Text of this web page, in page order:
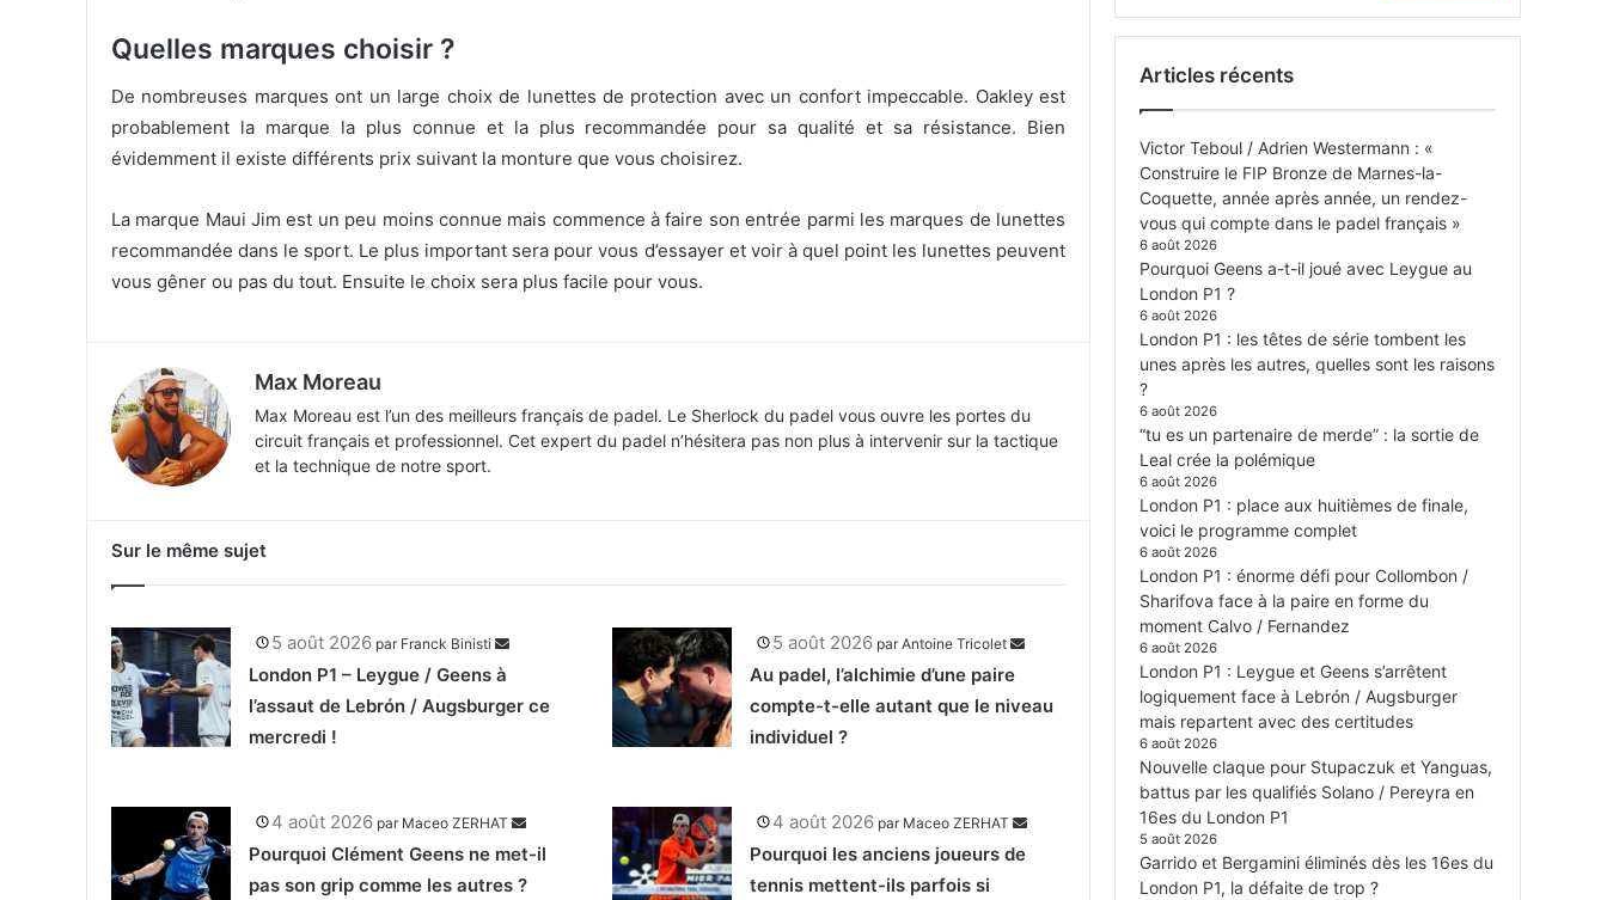
Quelles marques choisir ?
De nombreuses marques ont un large choix de lunettes de protection avec un confort impeccable. Oakley est
probablement la marque la plus connue et la plus recommandée pour sa qualité et sa résistance. Bien
évidemment il existe différents prix suivant la monture que vous choisirez.
La marque Maui Jim est un peu moins connue mais commence à faire son entrée parmi les marques de lunettes
recommandée dans le sport. Le plus important sera pour vous d’essayer et voir à quel point les lunettes peuvent
vous gêner ou pas du tout. Ensuite le choix sera plus facile pour vous.
Max Moreau
Max Moreau est l’un des meilleurs français de padel. Le Sherlock du padel vous ouvre les portes du
circuit français et professionnel. Cet expert du padel n’hésitera pas non plus à intervenir sur la tactique
et la technique de notre sport.
Sur le même sujet
5 août 2026 par Franck Binisti
London P1 – Leygue / Geens à
l’assaut de Lebrón / Augsburger ce
mercredi !
5 août 2026 parAntoine Tricolet
Au padel, l’alchimie d’une paire
compte-t-elle autant que le niveau
individuel ?
4 août 2026 par Maceo ZERHAT
Pourquoi Clément Geens ne met-il
pas son grip comme les autres ?
4 août 2026 par Maceo ZERHAT
Pourquoi les anciens joueurs de
tennis mettent-ils parfois si
Articles récents
Victor Teboul / Adrien Westermann : «
Construire le FIP Bronze de Marnes-la-
Coquette, année après année, un rendez-
vous qui compte dans le padel français »
6 août 2026
Pourquoi Geens a-t-il joué avec Leygue au
London P1 ?
6 août 2026
London P1 : les têtes de série tombent les
unes après les autres, quelles sont les raisons
?
6 août 2026
“tu es un partenaire de merde” : la sortie de
Leal crée la polémique
6 août 2026
London P1 : place aux huitièmes de finale,
voici le programme complet
6 août 2026
London P1 : énorme défi pour Collombon /
Sharifova face à la paire en forme du
moment Calvo / Fernandez
6 août 2026
London P1 : Leygue et Geens s’arrêtent
logiquement face à Lebrón / Augsburger
mais repartent avec des certitudes
6 août 2026
Nouvelle claque pour Stupaczuk et Yanguas,
battus par les qualifiés Solano / Pereyra en
16es du London P1
5 août 2026
Garrido et Bergamini éliminés dès les 16es du
London P1, la défaite de trop ?